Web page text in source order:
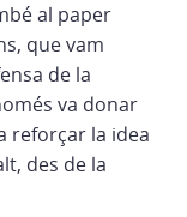
al paper
que vam
de la
va donar
reforçar la idea
des de la